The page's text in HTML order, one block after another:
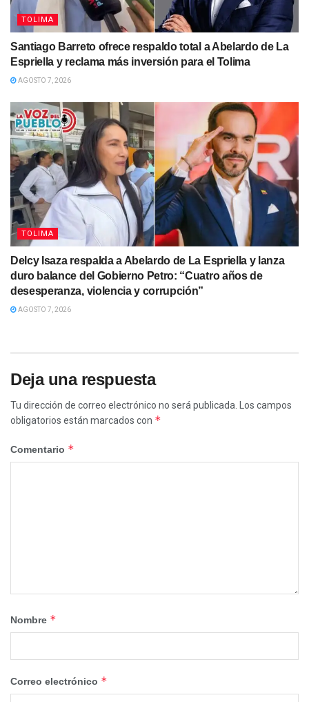
TOLIMA
Santiago Barreto ofrece respaldo total a Abelardo de La
Espriella y reclama más inversión para el Tolima
AGOSTO 7, 2026
TOLIMA
Delcy Isaza respalda a Abelardo de La Espriella y lanza
duro balance del Gobierno Petro: “Cuatro años de
desesperanza, violencia y corrupción”
AGOSTO 7, 2026
Deja una respuesta
Tu dirección de correo electrónico no será publicada.
Los campos
obligatorios están marcados con *
Comentario *
Nombre *
Correo electrónico *